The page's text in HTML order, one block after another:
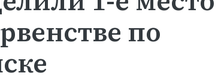
по